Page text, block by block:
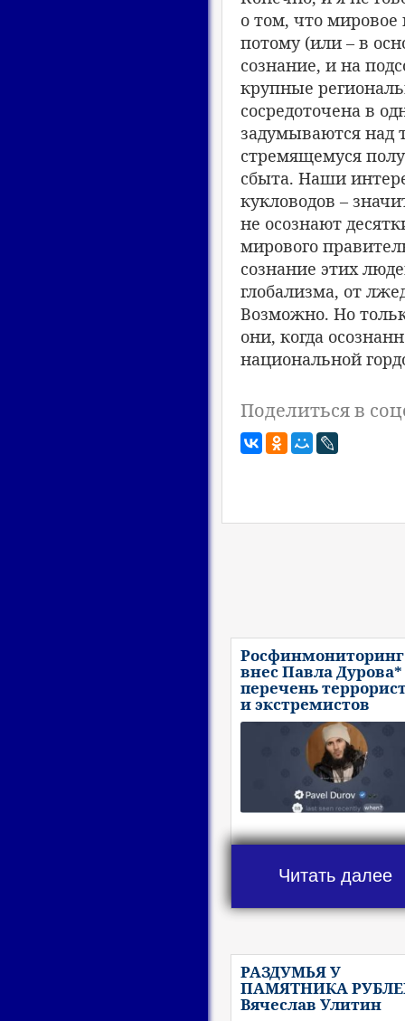
о том, что
потому (или – в
сознание, и на
крупные
сосредоточена в
задумываются над
стремящемуся
сбыта. Наши
кукловодов –
не осознают
мирового
сознание этих
глобализма, от
Возможно. Но
они, когда
национальной
Поделиться в
Росфинмониторинг
внес Павла
перечень
и экстремистов
Читать далее
РАЗДУМЬЯ У
ПАМЯТНИКА
Вячеслав Улитин